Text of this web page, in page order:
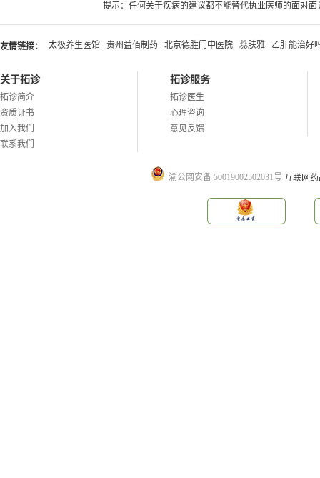
提示：任何关于疾病的建议都不能替代执业医师的面对
友情链接： 太极养生医馆 贵州益佰制药 北京德胜门中医院 蕊肤雅 乙肝能治好
关于拓诊
拓诊简介
资质证书
加入我们
联系我们
拓诊服务
拓诊医生
心理咨询
意见反馈
渝公网安备 50019002502031号 互联网